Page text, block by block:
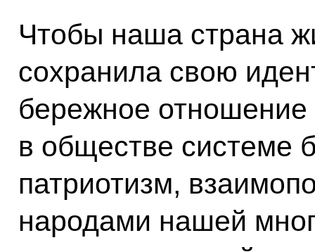
Чтобы наша страна
сохранила свою
бережное
в обществе системе
патриотизм,
народами нашей